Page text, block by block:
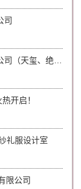
司
展商风采 | 6.2E01苏州绝设婚纱礼服有限公司（天玺、绝设品牌）
开启！
礼服设计室
限公司